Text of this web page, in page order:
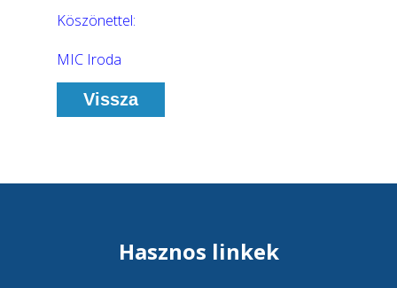
Köszönettel:
MIC Iroda
Vissza
Hasznos linkek